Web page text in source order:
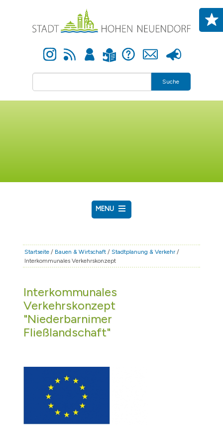
Instagram Newsfeed Anmelden Leichte Sprache Hilfe Kontakt Presse
Suche
MENU
RATHAUS & POLITIK
BÜRGERSERVICE
TOURISMUS
BAUEN & WIRTSCHAFT
Startseite / Bauen & Wirtschaft /Stadtplanung & Verkehr/
Interkommunales Verkehrskonzept
Interkommunales
Verkehrskonzept
"Niederbarnimer
Fließlandschaft"